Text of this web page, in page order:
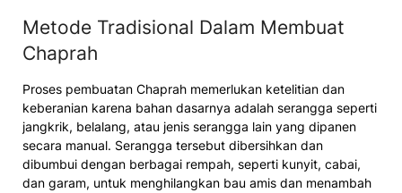
Metode Tradisional Dalam Membuat
Chaprah
Proses pembuatan Chaprah memerlukan ketelitian dan
keberanian karena bahan dasarnya adalah serangga seperti
jangkrik, belalang, atau jenis serangga lain yang dipanen
secara manual. Serangga tersebut dibersihkan dan
dibumbui dengan berbagai rempah, seperti kunyit, cabai,
dan garam, untuk menghilangkan bau amis dan menambah